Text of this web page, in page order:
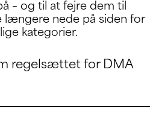
– og til at fejre dem til
længere nede på siden for
kategorier.
regelsættet for DMA